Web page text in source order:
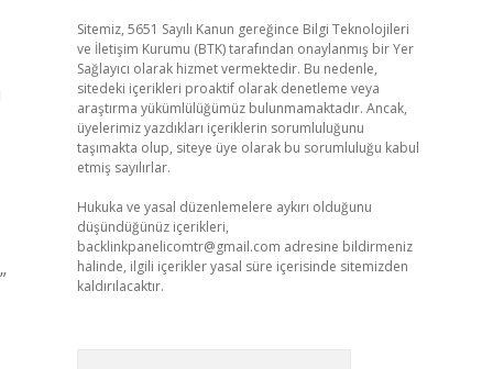
Sitemiz, 5651 Sayılı Kanun gereğince Bilgi Teknolojileri
ve İletişim Kurumu (BTK) tarafından onaylanmış bir Yer
Sağlayıcı olarak hizmet vermektedir. Bu nedenle,
sitedeki içerikleri proaktif olarak denetleme veya
araştırma yükümlülüğümüz bulunmamaktadır. Ancak,
üyelerimiz yazdıkları içeriklerin sorumluluğunu
taşımakta olup, siteye üye olarak bu sorumluluğu kabul
etmiş sayılırlar.
Hukuka ve yasal düzenlemelere aykırı olduğunu
düşündüğünüz içerikleri,
backlinkpanelicomtr@gmail.com adresine bildirmeniz
halinde, ilgili içerikler yasal süre içerisinde sitemizden
kaldırılacaktır.